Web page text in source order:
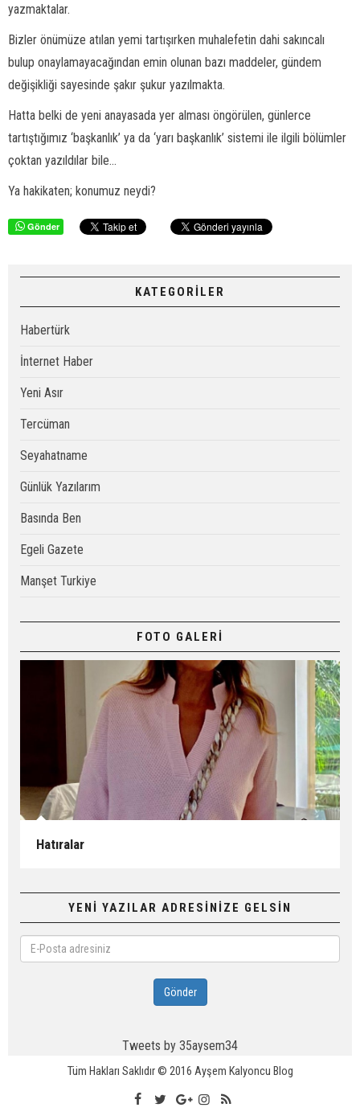
yazmaktalar.
Bizler önümüze atılan yemi tartışırken muhalefetin dahi sakıncalı
bulup onaylamayacağından emin olunan bazı maddeler, gündem
değişikliği sayesinde şakır şukur yazılmakta.
Hatta belki de yeni anayasada yer alması öngörülen, günlerce
tartıştığımız ‘başkanlık’ ya da ‘yarı başkanlık’ sistemi ile ilgili bölümler
çoktan yazıldılar bile...
Ya hakikaten; konumuz neydi?
Gönder
KATEGORİLER
Habertürk
İnternet Haber
Yeni Asır
Tercüman
Seyahatname
Günlük Yazılarım
Basında Ben
Egeli Gazete
Manşet Turkiye
FOTO GALERİ
Hatıralar
YENİ YAZILAR ADRESİNİZE GELSİN
Posta
adresiniz
Gönder
Tweets by 35aysem34
Tüm Hakları Saklıdır © 2016 Ayşem Kalyoncu Blog